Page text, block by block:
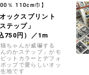
％ 110cm巾】
ックスプリント
テップ」
750円）／1m
ちゃんが威嚇する
のかステップ」がモ
ットカラーとデフォ
ップで愛らしいオッ
地です